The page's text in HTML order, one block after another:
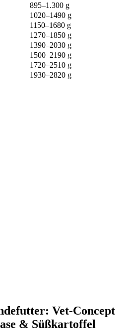
895–1.300 g
1020–1490 g
1150–1680 g
1270–1850 g
1390–2030 g
1500–2190 g
1720–2510 g
1930–2820 g
Vet-Concept
& Süßkartoffel